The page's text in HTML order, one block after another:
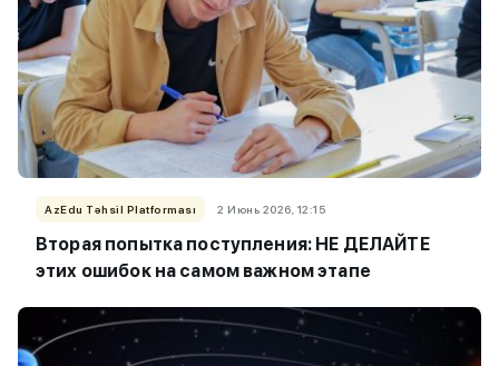
AzEdu Təhsil Platforması 2 Июнь 2026, 12:15
Вторая попытка поступления: НЕ ДЕЛАЙТЕ
этих ошибок на самом важном этапе